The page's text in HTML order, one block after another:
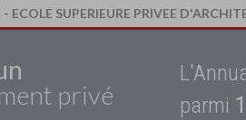
- ECOLE SUPERIEURE PRIVEE
privé
parmi